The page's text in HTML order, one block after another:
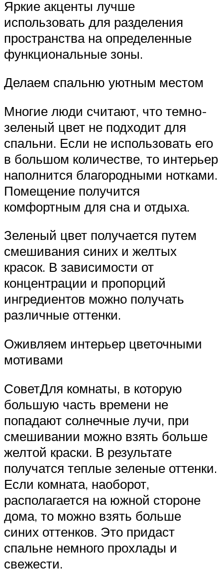
Яркие акценты лучше
использовать для разделения
пространства на определенные
функциональные зоны.
Делаем спальню уютным местом
Многие люди считают, что темно-
зеленый цвет не подходит для
спальни. Если не использовать его
в большом количестве, то интерьер
наполнится благородными нотками.
Помещение получится
комфортным для сна и отдыха.
Зеленый цвет получается путем
смешивания синих и желтых
красок. В зависимости от
концентрации и пропорций
ингредиентов можно получать
различные оттенки.
Оживляем интерьер цветочными
мотивами
СоветДля комнаты, в которую
большую часть времени не
попадают солнечные лучи, при
смешивании можно взять больше
желтой краски. В результате
получатся теплые зеленые оттенки.
Если комната, наоборот,
располагается на южной стороне
дома, то можно взять больше
синих оттенков. Это придаст
спальне немного прохлады и
свежести.